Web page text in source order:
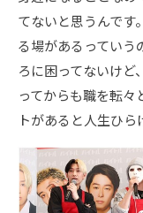
てないと思うんです
る場があるっていう
ろに困ってないけど
ってからも職を転
トがあると人生ひら